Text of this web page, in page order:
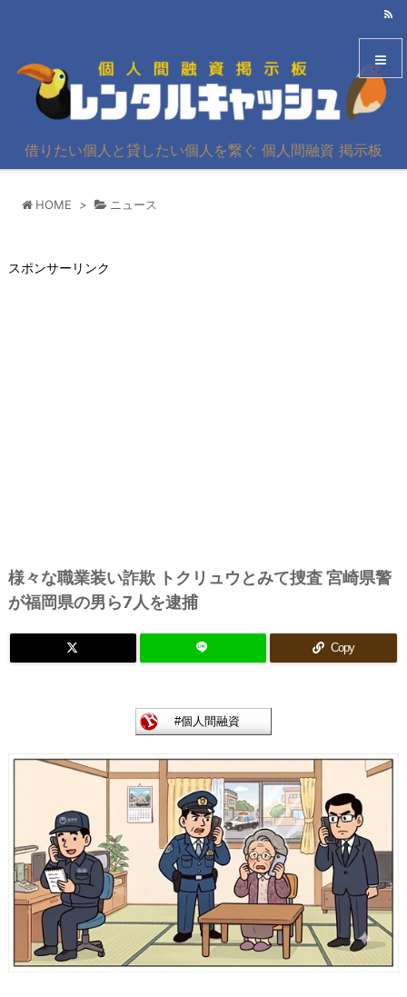
借りたい個人と貸したい個人を繋ぐ 個人間融資 掲示板
HOME > ニュース
スポンサーリンク
様々な職業装い詐欺 トクリュウとみて捜査 宮崎県警
が福岡県の男ら7人を逮捕
Copy